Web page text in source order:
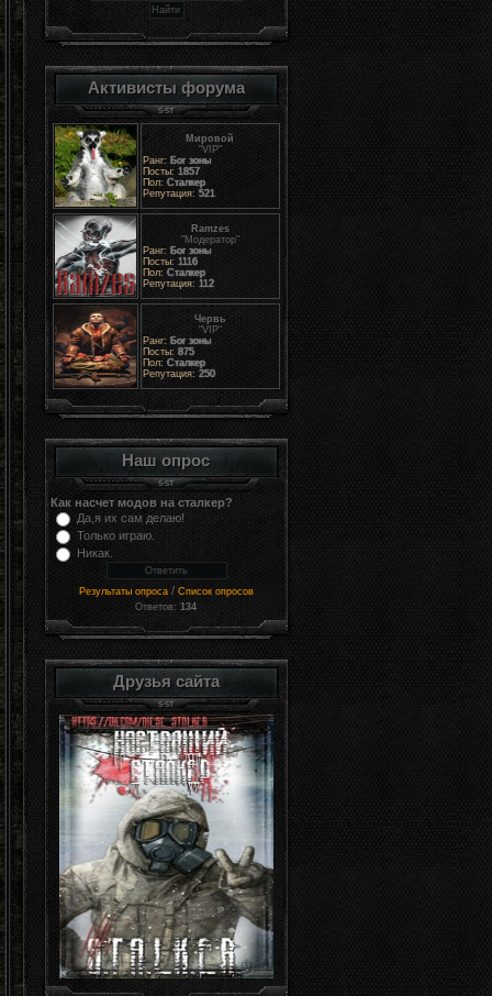
Активисты форума
Мировой
"VIP"
Ранг: Бог зоны
Посты: 1857
Пол: Сталкер
Репутация: 521
Ramzes
"Модератор"
Ранг: Бог зоны
Посты: 1116
Пол: Сталкер
Репутация: 112
Червь
"VIP"
Ранг: Бог зоны
Посты: 875
Пол: Сталкер
Репутация: 250
Наш опрос
Как насчет модов на сталкер?
Да,я их сам делаю!
Только играю.
Никак.
Результаты опроса / Список опросов
Ответов:134
Друзья сайта